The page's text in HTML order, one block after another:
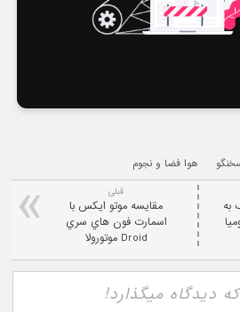
هوا فضا و نجوم
قبلی
مقايسه موتو ايکس با
اسمارت فون هاي سري
Droid موتورولا
به